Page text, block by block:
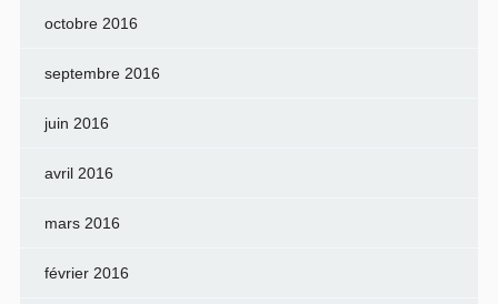
octobre 2016
septembre 2016
juin 2016
avril 2016
mars 2016
février 2016